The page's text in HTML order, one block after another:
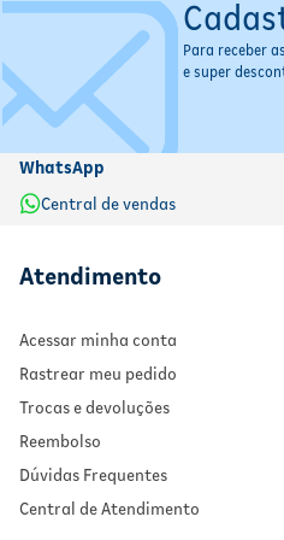
- Lembre assim que possível:
- Dose próxima: Se já estiver
- Nunca dobre a dose: Não tome
- Dúvidas persistentes: Em
ATENÇÃO: ESTE PRODUTO É UM
Para receber
e super
WhatsApp
Central de vendas
Atendimento
Acessar minha conta
Rastrear meu pedido
Trocas e devoluções
Reembolso
Dúvidas Frequentes
Central de Atendimento